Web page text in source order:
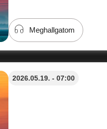
Meghallgatom
2026.05.19. - 07:00